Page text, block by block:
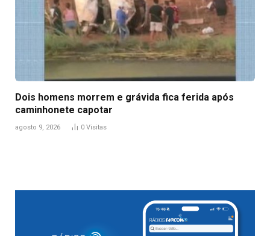
Dois homens morrem e grávida fica ferida após
caminhonete capotar
agosto 9, 2026 0 Visitas